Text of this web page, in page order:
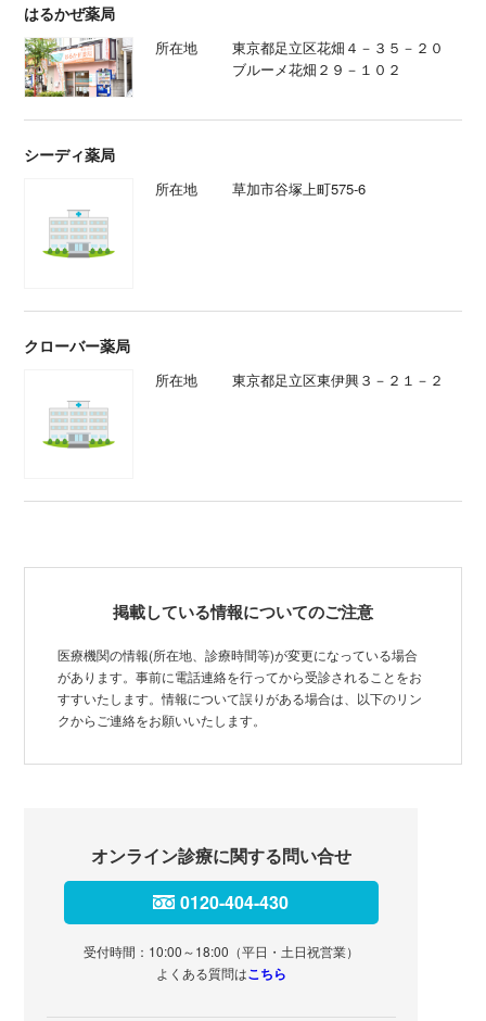
はるかぜ薬局
所在地
東京都足立区花畑４－３５－２０
ブルーメ花畑２９－１０２
シーディ薬局
所在地 草加市谷塚上町575-6
クローバー薬局
所在地 東京都足立区東伊興３－２１－２
掲載している情報についてのご注意
医療機関の情報(所在地、診療時間等)が変更になっている場合
があります。事前に電話連絡を行ってから受診されることをお
すすいたします。情報について誤りがある場合は、以下のリン
クからご連絡をお願いいたします。
オンライン診療に関する問い合せ
0120-404-430
受付時間：10:00～18:00（平日・土日祝営業）
よくある質問はこちら